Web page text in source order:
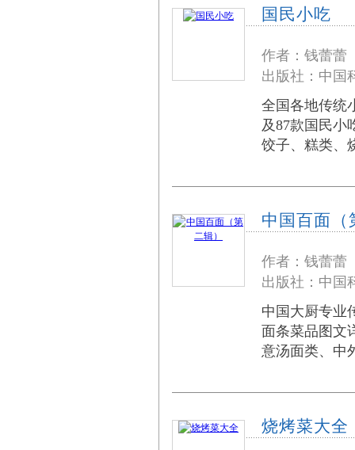
国民小吃
作者：钱蕾蕾
出版社：中
全国各地传统
及87款国民小
饺子、糕类、
中国百面（
作者：钱蕾蕾
出版社：中
中国大厨专业
面条菜品图文
意汤面类、中
烧烤菜大全